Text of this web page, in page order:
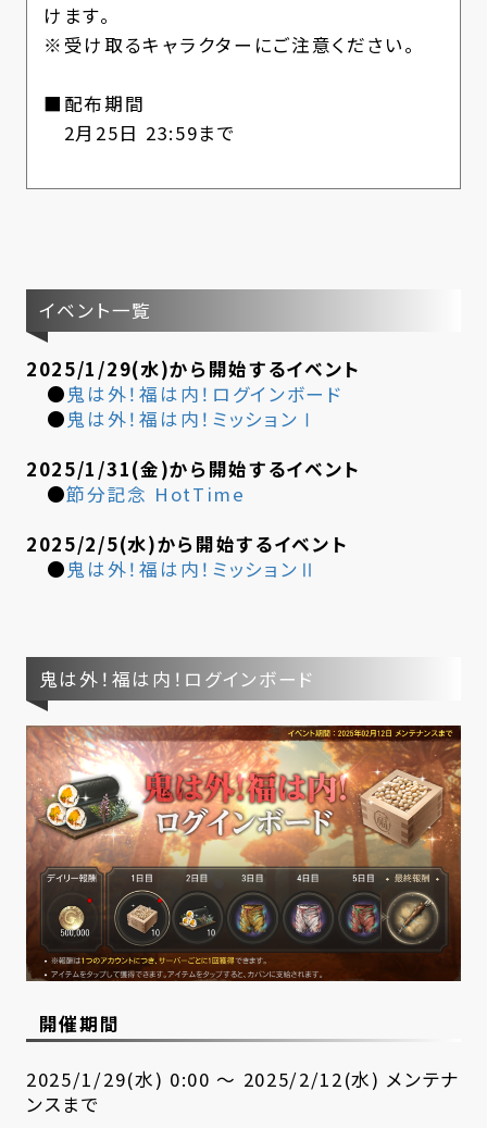
けます。
※受け取るキャラクターにご注意ください。
■配布期間
2月25日 23:59まで
イベント一覧
2025/1/29(水)から開始するイベント
●鬼は外！福は内！ログインボード
●鬼は外！福は内！ミッションⅠ
2025/1/31(金)から開始するイベント
●節分記念 HotTime
2025/2/5(水)から開始するイベント
●鬼は外！福は内！ミッションⅡ
鬼は外！福は内！ログインボード
開催期間
2025/1/29(水) 0:00 ～ 2025/2/12(水) メンテナ
ンスまで